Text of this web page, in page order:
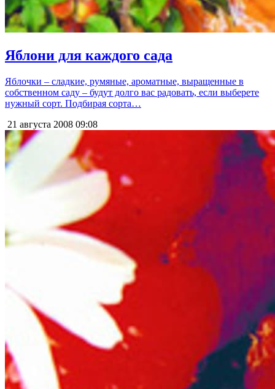
Яблони для каждого сада
Яблочки – сладкие, румяные, ароматные, выращенные в
собственном саду – будут долго вас радовать, если выберете
нужный сорт. Подбирая сорта…
21 августа 2008 09:08